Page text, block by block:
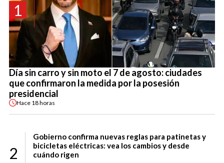
1
Día sin carro y sin moto el 7 de agosto: ciudades
que confirmaron la medida por la posesión
presidencial
Hace 18 horas
2
Gobierno confirma nuevas reglas para patinetas y
bicicletas eléctricas: vea los cambios y desde
cuándo rigen